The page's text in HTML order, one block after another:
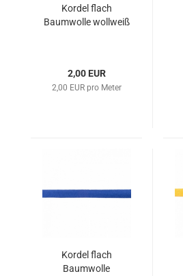
Kordel flach
Baumwolle wollweiß
2,00 EUR
2,00 EUR pro Meter
Kordel flach
Baumwolle